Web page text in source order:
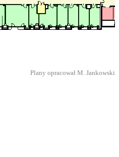
Plany opracował M. Jankowski